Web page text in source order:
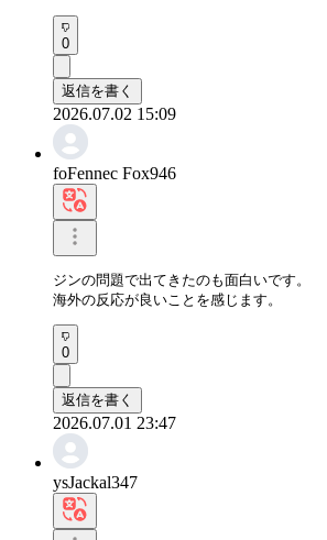
0
返信を書く
2026.07.02 15:09
foFennec Fox946
ジンの問題で出てきたのも面白いです。
海外の反応が良いことを感じます。
0
返信を書く
2026.07.01 23:47
ysJackal347